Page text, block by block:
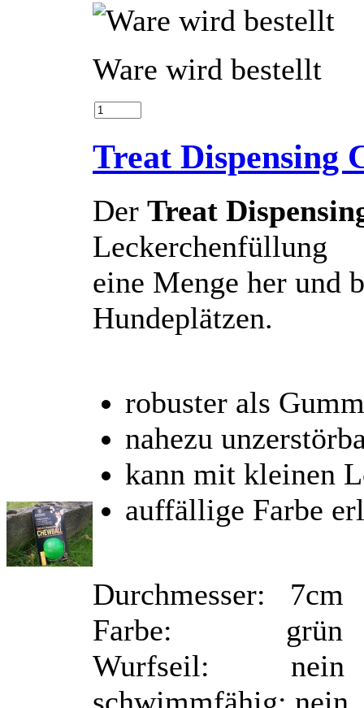
Ware wird bestellt
Treat Dispensing
Der Treat
Leckerchenfüllung
eine Menge her und
Hundeplätzen.
robuster als
nahezu
kann mit kleinen
auffällige Farbe
Durchmesser: 7cm
Farbe: grün
Wurfseil: nein